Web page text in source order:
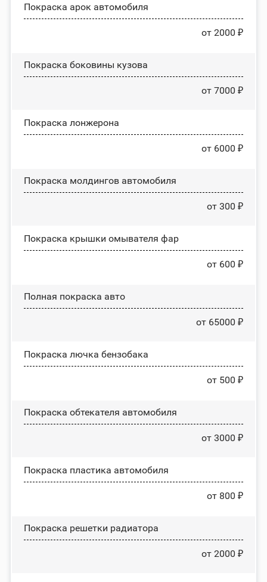
Покраска арок автомобиля
от 2000 ₽
Покраска боковины кузова
от 7000 ₽
Покраска лонжерона
от 6000 ₽
Покраска молдингов автомобиля
от 300 ₽
Покраска крышки омывателя фар
от 600 ₽
Полная покраска авто
от 65000 ₽
Покраска лючка бензобака
от 500 ₽
Покраска обтекателя автомобиля
от 3000 ₽
Покраска пластика автомобиля
от 800 ₽
Покраска решетки радиатора
от 2000 ₽